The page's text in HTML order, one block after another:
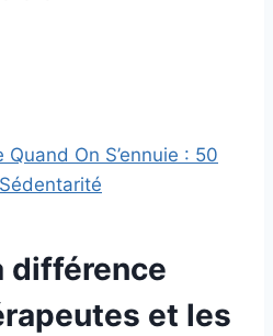
Quand On S’ennuie : 50
différence
et les